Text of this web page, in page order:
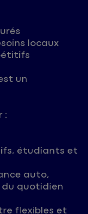
locaux
un
:
étudiants et
auto,
quotidien
flexibles et